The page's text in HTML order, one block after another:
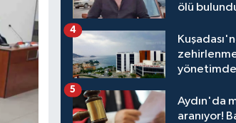
ölü
4
Aydın'da
aranıyor!
5